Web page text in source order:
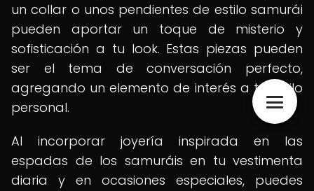
un collar o unos pendientes de estilo samurái
pueden aportar un toque de misterio y
sofisticación a tu look. Estas piezas pueden
ser el tema de conversación perfecto,
agregando un elemento de interés a tu estilo
personal.
Al incorporar joyería inspirada en las
espadas de los samuráis en tu vestimenta
diaria y en ocasiones especiales, puedes